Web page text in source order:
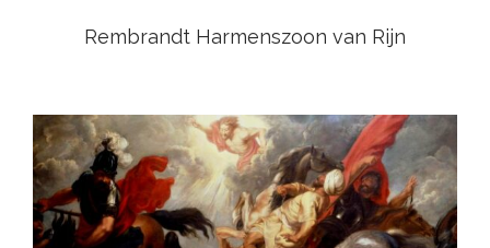
Rembrandt Harmenszoon van Rijn